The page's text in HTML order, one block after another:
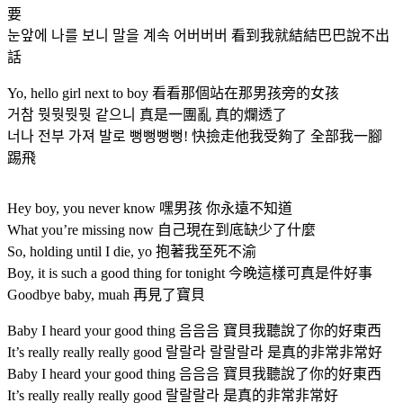
要
눈앞에 나를 보니 말을 계속 어버버버 看到我就結結巴巴說不出
話
Yo, hello girl next to boy 看看那個站在那男孩旁的女孩
거참 뭣뭣뭣뭣 같으니 真是一團亂 真的爛透了
너나 전부 가져 발로 뻥뻥뻥뻥! 快撿走他我受夠了 全部我一腳
踢飛
Hey boy, you never know 嘿男孩 你永遠不知道
What you’re missing now 自己現在到底缺少了什麼
So, holding until I die, yo 抱著我至死不渝
Boy, it is such a good thing for tonight 今晚這樣可真是件好事
Goodbye baby, muah 再見了寶貝
Baby I heard your good thing 음음음 寶貝我聽說了你的好東西
It’s really really really good 랄랄라 랄랄랄라 是真的非常非常好
Baby I heard your good thing 음음음 寶貝我聽說了你的好東西
It’s really really really good 랄랄랄라 是真的非常非常好